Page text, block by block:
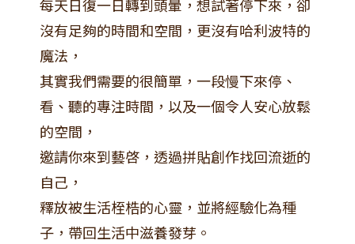
每天日復一日轉到頭暈，想試著停下來，卻
沒有足夠的時間和空間，更沒有哈利波特的
魔法，
其實我們需要的很簡單，一段慢下來停、
看、聽的專注時間，以及一個令人安心放鬆
的空間，
邀請你來到藝啓，透過拼貼創作找回流逝的
自己，
釋放被生活桎梏的心靈，並將經驗化為種
子，帶回生活中滋養發芽。